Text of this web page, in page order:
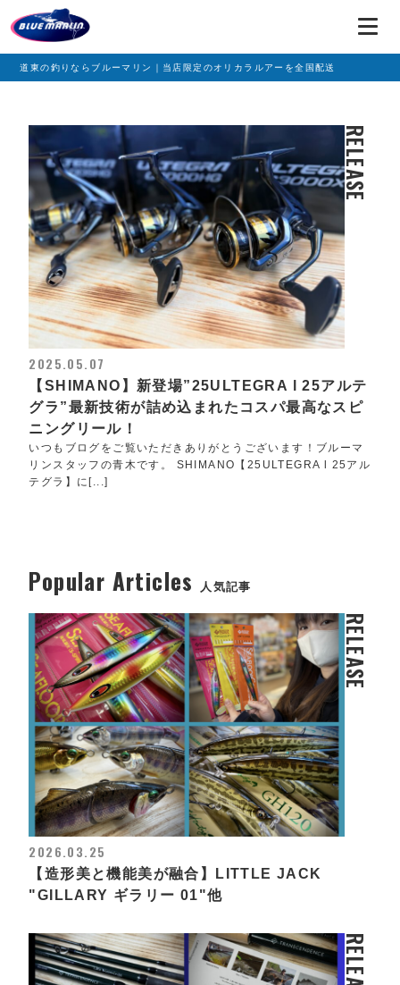
道東の釣りならブルーマリン｜当店限定のオリカラルアーを全国配送
RELEASE
2025.05.07
【SHIMANO】新登場”25ULTEGRA l 25アルテ
グラ”最新技術が詰め込まれたコスパ最高なスピ
ニングリール！
いつもブログをご覧いただきありがとうございます！ブルーマ
リンスタッフの青木です。 SHIMANO【25ULTEGRA l 25アル
テグラ】に[...]
Popular Articles 人気記事
RELEASE
2026.03.25
【造形美と機能美が融合】LITTLE JACK
"GILLARY ギラリー 01"他